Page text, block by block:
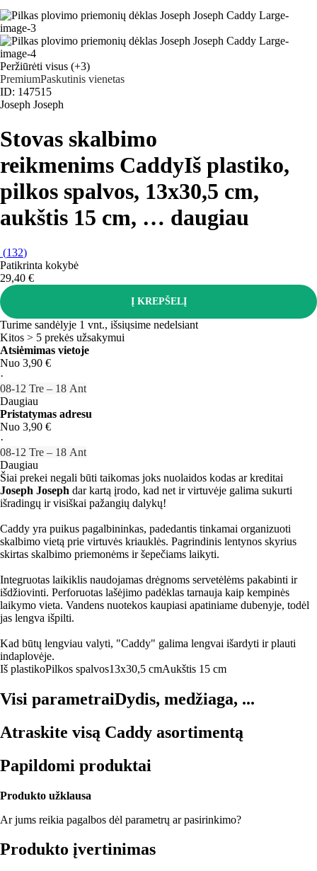
Peržiūrėti visus (+3)
PremiumPaskutinis vienetas
ID: 147515
Joseph Joseph
Stovas skalbimo
reikmenims CaddyIš plastiko,
pilkos spalvos, 13x30,5 cm,
aukštis 15 cm, … daugiau
(132)
Patikrinta kokybė
29,40 €
Į KREPŠELĮ
Turime sandėlyje 1 vnt., išsiųsime nedelsiant
Kitos > 5 prekės užsakymui
Atsiėmimas vietoje
Nuo 3,90 €
·
08‑12 Tre – 18 Ant
Daugiau
Pristatymas adresu
Nuo 3,90 €
·
08‑12 Tre – 18 Ant
Daugiau
Šiai prekei negali būti taikomas joks nuolaidos kodas ar kreditai
Joseph Joseph dar kartą įrodo, kad net ir virtuvėje galima sukurti
išradingų ir visiškai pažangių dalykų!
Caddy yra puikus pagalbininkas, padedantis tinkamai organizuoti
skalbimo vietą prie virtuvės kriauklės. Pagrindinis lentynos skyrius
skirtas skalbimo priemonėms ir šepečiams laikyti.
Integruotas laikiklis naudojamas drėgnoms servetėlėms pakabinti ir
išdžiovinti. Perforuotas lašėjimo padėklas tarnauja kaip kempinės
laikymo vieta. Vandens nuotekos kaupiasi apatiniame dubenyje, todėl
jas lengva išpilti.
Kad būtų lengviau valyti, "Caddy" galima lengvai išardyti ir plauti
indaplovėje.
Iš plastikoPilkos spalvos13x30,5 cmAukštis 15 cm
Visi parametraiDydis, medžiaga, ...
Atraskite visą Caddy asortimentą
Papildomi produktai
Produkto užklausa
Ar jums reikia pagalbos dėl parametrų ar pasirinkimo?
Produkto įvertinimas